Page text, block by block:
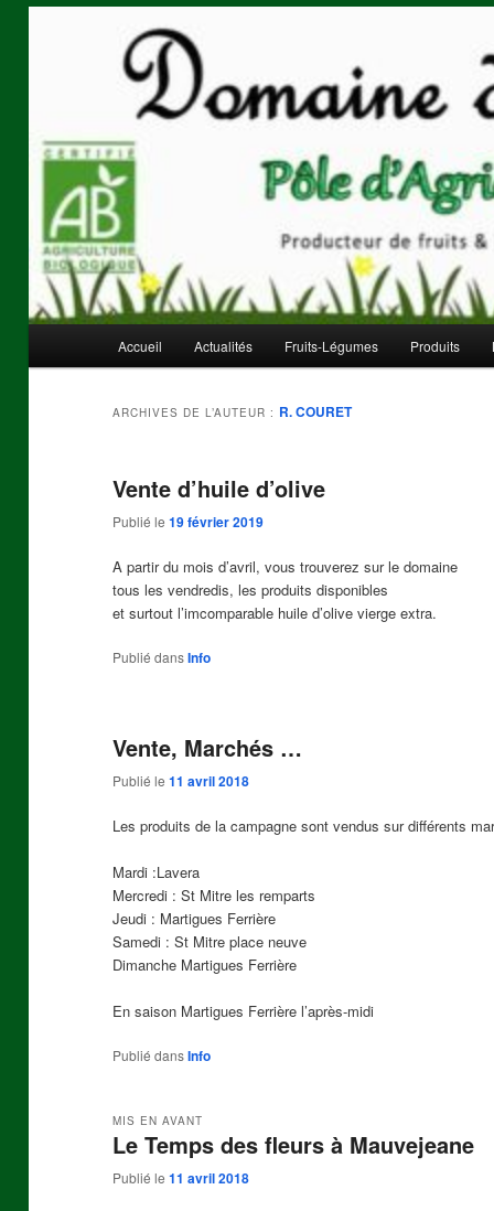
Domaine de Mauvejeane
Accueil Actualités Fruits-Légumes Produits
ARCHIVES DE L’AUTEUR : R. COURET
Vente d’huile d’olive
Publié le 19 février 2019
A partir du mois d’avril, vous trouverez sur le domaine
tous les vendredis, les produits disponibles
et surtout l’imcomparable huile d’olive vierge extra.
Publié dansInfo
Vente, Marchés …
Publié le 11 avril 2018
Les produits de la campagne sont vendus sur différents
Mardi :Lavera
Mercredi : St Mitre les remparts
Jeudi : Martigues Ferrière
Samedi : St Mitre place neuve
Dimanche Martigues Ferrière
En saison Martigues Ferrière l’après-midi
Publié dansInfo
Le Temps des fleurs à Mauvejeane
MIS EN AVANT
Publié le 11 avril 2018